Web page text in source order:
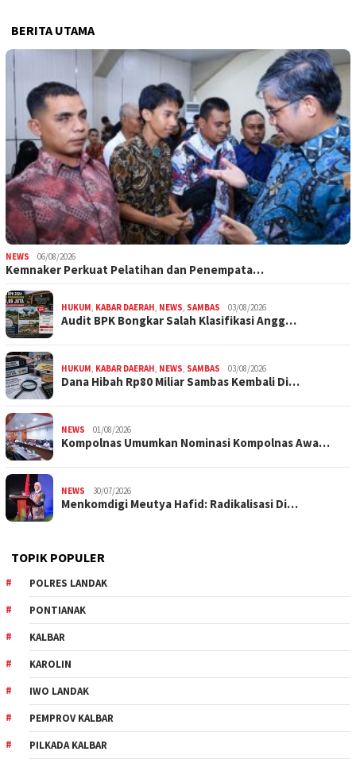
BERITA UTAMA
NEWS 06/08/2026
Kemnaker Perkuat Pelatihan dan Penempata…
HUKUM, KABAR DAERAH, NEWS, SAMBAS 03/08/2026
Audit BPK Bongkar Salah Klasifikasi Angg…
HUKUM, KABAR DAERAH, NEWS, SAMBAS 03/08/2026
Dana Hibah Rp80 Miliar Sambas Kembali Di…
NEWS 01/08/2026
Kompolnas Umumkan Nominasi Kompolnas Awa…
NEWS 30/07/2026
Menkomdigi Meutya Hafid: Radikalisasi Di…
TOPIK POPULER
POLRES LANDAK
PONTIANAK
KALBAR
KAROLIN
IWO LANDAK
PEMPROV KALBAR
PILKADA KALBAR